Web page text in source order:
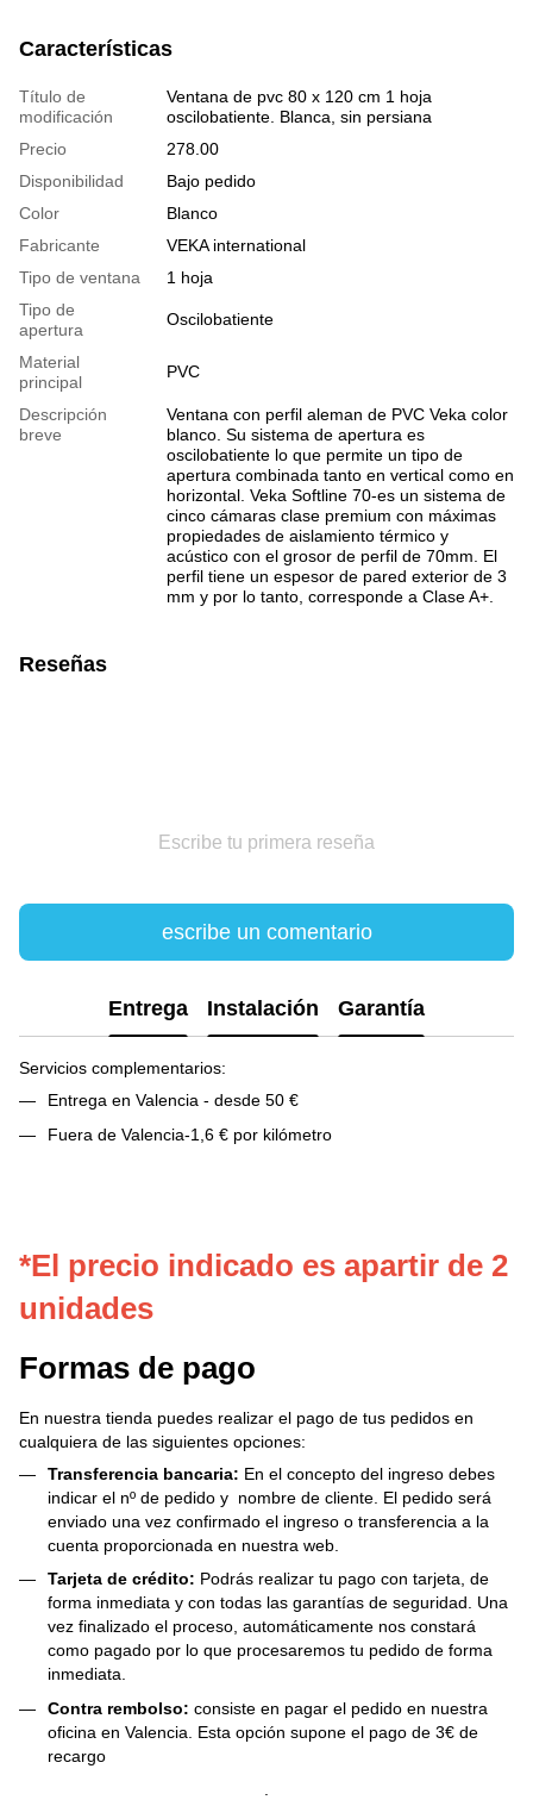
Características
Título de
modificación
Ventana de pvc 80 x 120 cm 1 hoja
oscilobatiente. Blanca, sin persiana
Precio
278.00
Disponibilidad
Bajo pedido
Color
Blanco
Fabricante
VEKA international
Tipo de ventana
1 hoja
Tipo de
apertura
Oscilobatiente
Material
principal
PVC
Descripción
breve
Ventana con perfil aleman de PVC Veka color
blanco. Su sistema de apertura es
oscilobatiente lo que permite un tipo de
apertura combinada tanto en vertical como en
horizontal. Veka Softline 70-es un sistema de
cinco cámaras clase premium con máximas
propiedades de aislamiento térmico y
acústico con el grosor de perfil de 70mm. El
perfil tiene un espesor de pared exterior de 3
mm y por lo tanto, corresponde a Clase A+.
Reseñas
Escribe tu primera reseña
escribe un comentario
Entrega Instalación Garantía
Servicios complementarios:
Entrega en Valencia - desde 50 €
Fuera de Valencia-1,6 € por kilómetro
*El precio indicado es apartir de 2
unidades
Formas de pago
En nuestra tienda puedes realizar el pago de tus pedidos en
cualquiera de las siguientes opciones:
Transferencia bancaria: En el concepto del ingreso debes
indicar el nº de pedido y nombre de cliente. El pedido será
enviado una vez confirmado el ingreso o transferencia a la
cuenta proporcionada en nuestra web.
Tarjeta de crédito: Podrás realizar tu pago con tarjeta, de
forma inmediata y con todas las garantías de seguridad. Una
vez finalizado el proceso, automáticamente nos constará
como pagado por lo que procesaremos tu pedido de forma
inmediata.
Contra rembolso: consiste en pagar el pedido en nuestra
oficina en Valencia. Esta opción supone el pago de 3€ de
recargo